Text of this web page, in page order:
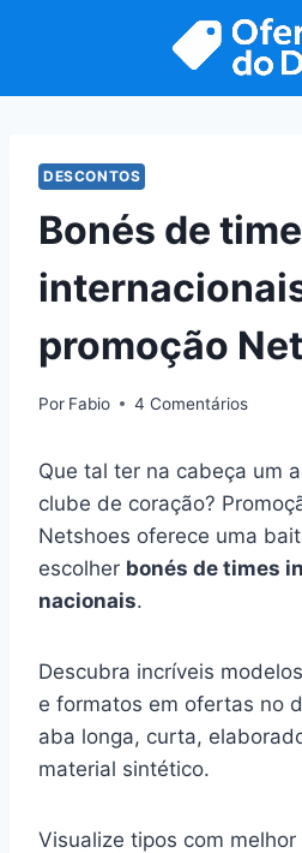
DESCONTOS
Bonés de
promoção
Por Fabio 4 Comentários
Que tal ter na cabeça um
clube de coração?
Netshoes oferece uma
escolher bonés de times
nacionais.
Descubra incríveis
e formatos em ofertas no
aba longa, curta,
material sintético.
Visualize tipos com